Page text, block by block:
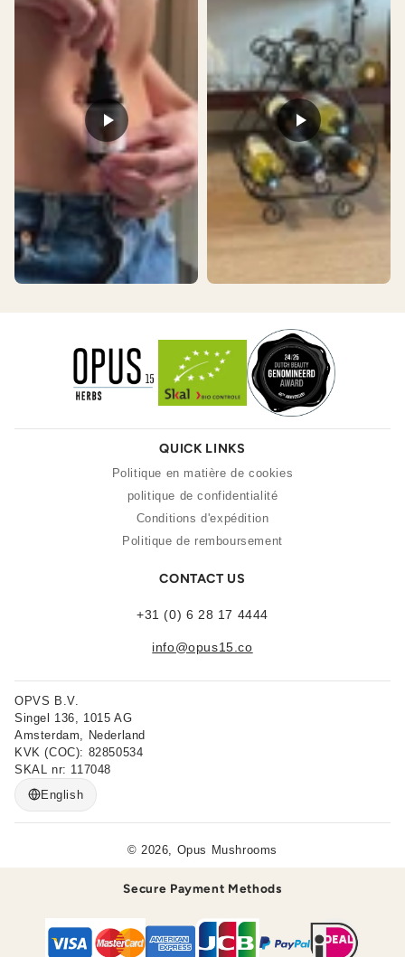
QUICK LINKS
Politique en matière de cookies
politique de confidentialité
Conditions d'expédition
Politique de remboursement
CONTACT US
+31 (0) 6 28 17 4444
info@opus15.co
OPVS B.V.
Singel 136, 1015 AG
Amsterdam, Nederland
KVK (COC): 82850534
SKAL nr: 117048
English
© 2026, Opus Mushrooms
Secure Payment Methods